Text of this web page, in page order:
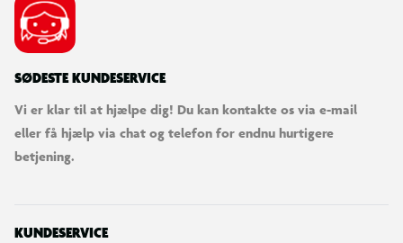
SØDESTE KUNDESERVICE
Vi er klar til at hjælpe dig! Du kan kontakte os via e-mail
eller få hjælp via chat og telefon for endnu hurtigere
betjening.
KUNDESERVICE